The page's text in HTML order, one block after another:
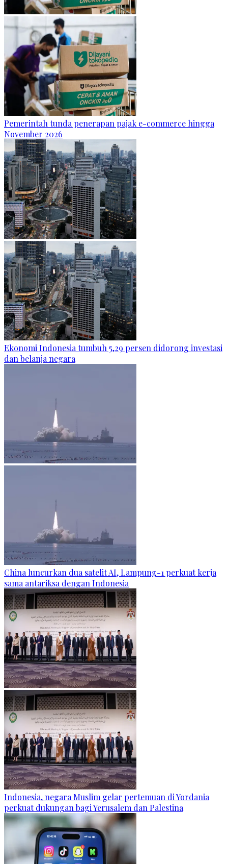
Pemerintah tunda penerapan pajak e-commerce hingga
November 2026
Ekonomi Indonesia tumbuh 5,29 persen didorong investasi
dan belanja negara
China luncurkan dua satelit AI, Lampung-1 perkuat kerja
sama antariksa dengan Indonesia
Indonesia, negara Muslim gelar pertemuan di Yordania
perkuat dukungan bagi Yerusalem dan Palestina